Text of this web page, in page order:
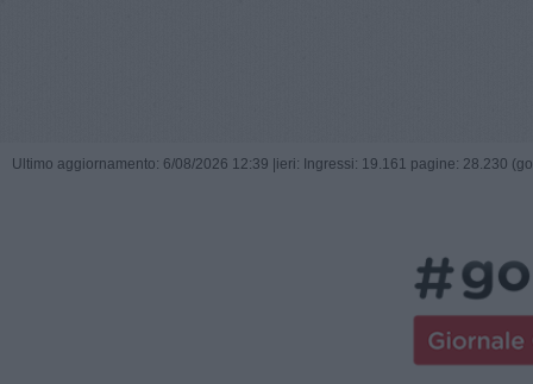
Ultimo aggiornamento: 6/08/2026 12:39 | ieri: Ingressi: 19.161 pagine: 28.230